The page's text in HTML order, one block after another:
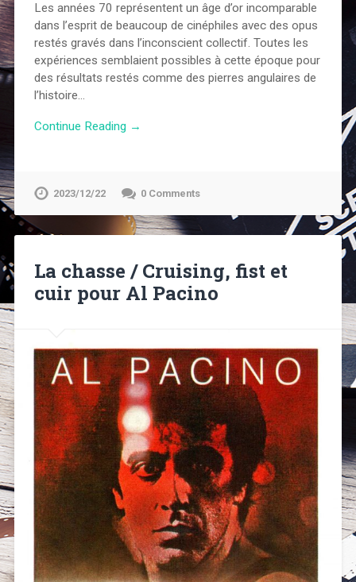
Les années 70 représentent un âge d’or incomparable
dans l’esprit de beaucoup de cinéphiles avec des opus
restés gravés dans l’inconscient collectif. Toutes les
expériences semblaient possibles à cette époque pour
des résultats restés comme des pierres angulaires de
l’histoire…
Continue Reading →
2023/12/22 0 Comments
La chasse / Cruising, fist et
cuir pour Al Pacino